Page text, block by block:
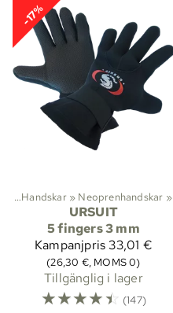
-17%
‪» Handskar ‪» Neoprenhandskar ‪»
URSUIT
5 fingers 3 mm
Kampanjpris33,01 €
(26,30 €, MOMS 0)
Tillgänglig i lager
☆☆☆☆☆ (147)
och neoprenstrumpor‪»